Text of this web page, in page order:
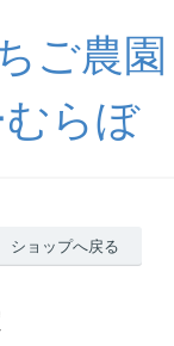
ご農園
らぼ
ショップへ戻る